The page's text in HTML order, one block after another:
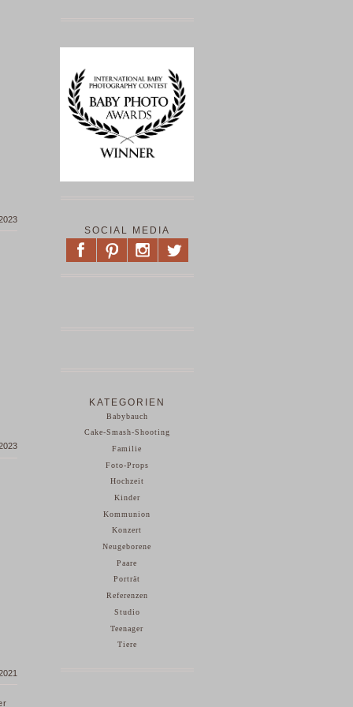
SOCIAL MEDIA
KATEGORIEN
Babybauch
Cake-Smash-Shooting
Familie
Foto-Props
Hochzeit
Kinder
Kommunion
Konzert
Neugeborene
Paare
Porträt
Referenzen
Studio
Teenager
Tiere